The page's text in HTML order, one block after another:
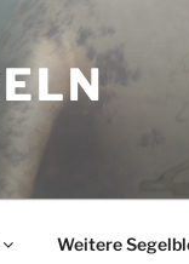
Weitere